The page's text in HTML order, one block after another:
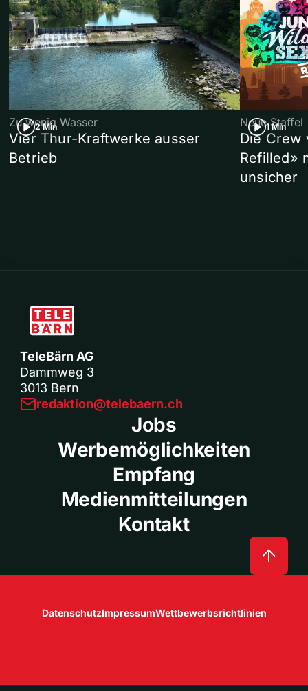
2 Min
Zu wenig Wasser
Vier Thur-Kraftwerke ausser
Betrieb
1 Min
Neue Staffel
Die Crew
Refilled»
unsicher
TeleBärn AG
Dammweg 3
3013 Bern
redaktion@telebaern.ch
Jobs
Werbemöglichkeiten
Empfang
Medienmitteilungen
Kontakt
DatenschutzImpressumWettbewerbsrichtlinien